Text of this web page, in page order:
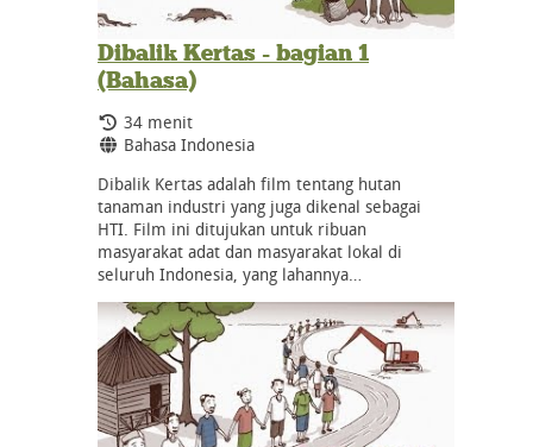
Dibalik Kertas - bagian 1
(Bahasa)
Durasi:
34 menit
Bahasa:
Bahasa Indonesia
Dibalik Kertas adalah film tentang hutan
tanaman industri yang juga dikenal sebagai
HTI. Film ini ditujukan untuk ribuan
masyarakat adat dan masyarakat lokal di
seluruh Indonesia, yang lahannya…